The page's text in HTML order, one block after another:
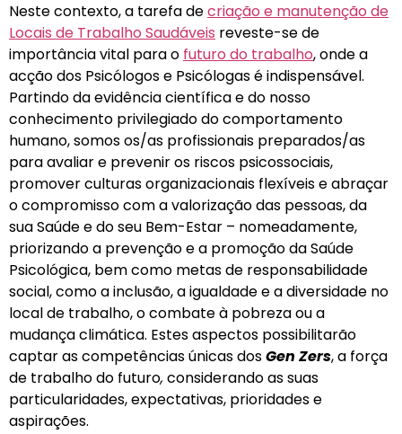
Neste contexto, a tarefa decriação e manutenção de
Locais de Trabalho Saudáveis reveste-se de
importância vital para o futuro do trabalho, onde a
acção dos Psicólogos e Psicólogas é indispensável.
Partindo da evidência científica e do nosso
conhecimento privilegiado do comportamento
humano, somos os/as profissionais preparados/as
para avaliar e prevenir os riscos psicossociais,
promover culturas organizacionais flexíveis e abraçar
o compromisso com a valorização das pessoas, da
sua Saúde e do seu Bem-Estar – nomeadamente,
priorizando a prevenção e a promoção da Saúde
Psicológica, bem como metas de responsabilidade
social, como a inclusão, a igualdade e a diversidade no
local de trabalho, o combate à pobreza ou a
mudança climática. Estes aspectos possibilitarão
captar as competências únicas dosGen Zers, a força
de trabalho do futuro, considerando as suas
particularidades, expectativas, prioridades e
aspirações.